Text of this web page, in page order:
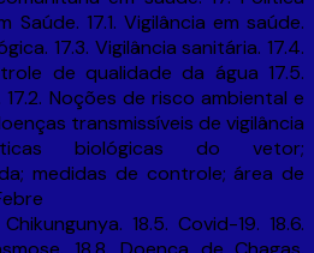
Saúde. 17.1. Vigilância em saúde.
17.3. Vigilância sanitária. 17.4.
de qualidade da água 17.5.
Noções de risco ambiental e
transmissíveis de vigilância
biológicas do vetor;
medidas de controle; área de
18.5. Covid-19. 18.6.